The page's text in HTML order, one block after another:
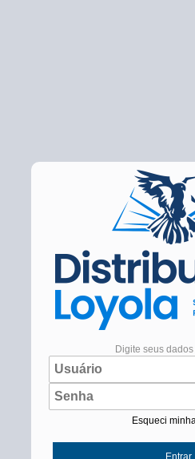
Digite seus
Esqueci